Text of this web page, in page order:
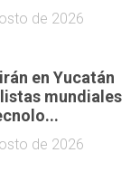
de 2026
en Yucatán
mundiales
de 2026